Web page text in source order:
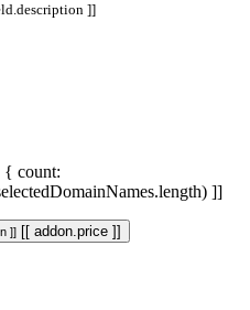
]]
{ count:
]]
]] [[ addon.price ]]